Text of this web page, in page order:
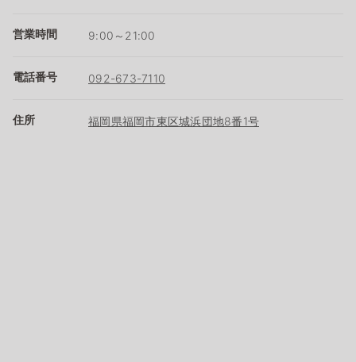
営業時間 9:00～21:00
電話番号 092-673-7110
住所 福岡県福岡市東区城浜団地8番1号